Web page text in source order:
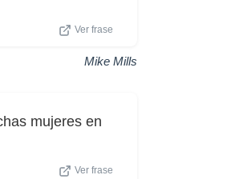
Ver frase
Mike Mills
mujeres en
Ver frase